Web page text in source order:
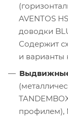
AVENTOS
доводки
Содержит
и варианты
профилем),